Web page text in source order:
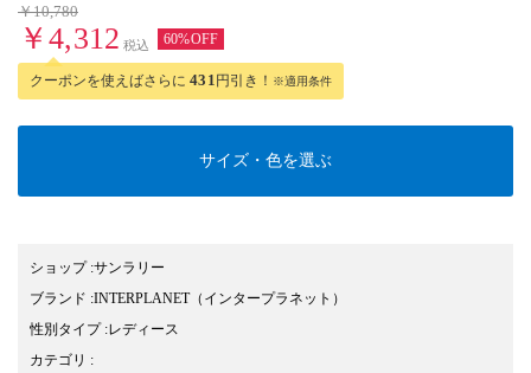
￥10,780
￥4,312 税込 60%OFF
クーポンを使えばさらに 431 円引き！ ※適用条件
サイズ・色を選ぶ
ショップ:サンラリー
ブランド :INTERPLANET（インタープラネット）
性別タイプ:レディース
カテゴリ :